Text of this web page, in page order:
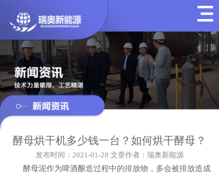
酵母烘干机多少钱一台？如何烘干酵母？
发布时间：2021-01-28 文章作者：瑞奥新能源
酵母泥作为啤酒酿造过程中的排放物，多会被排放造成